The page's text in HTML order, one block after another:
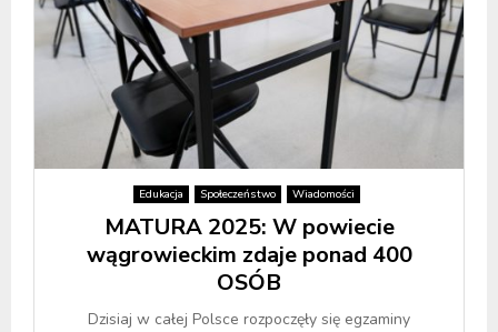
Edukacja Społeczeństwo Wiadomości
MATURA 2025: W powiecie
wągrowieckim zdaje ponad 400
OSÓB
Dzisiaj w całej Polsce rozpoczęły się egzaminy